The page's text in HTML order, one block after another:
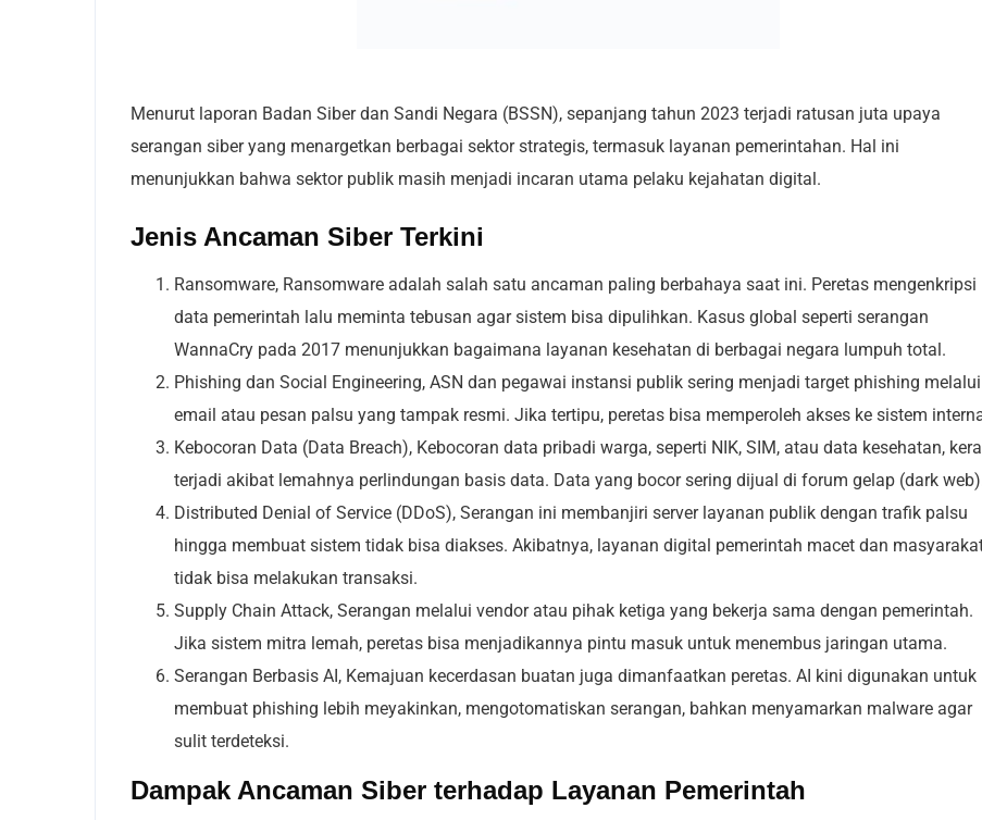
Menurut laporan Badan Siber dan Sandi Negara (BSSN), sepanjang tahun 2023 terjadi ratusan juta upaya
serangan siber yang menargetkan berbagai sektor strategis, termasuk layanan pemerintahan. Hal ini
menunjukkan bahwa sektor publik masih menjadi incaran utama pelaku kejahatan digital.
Jenis Ancaman Siber Terkini
Ransomware, Ransomware adalah salah satu ancaman paling berbahaya saat ini. Peretas mengenkripsi
data pemerintah lalu meminta tebusan agar sistem bisa dipulihkan. Kasus global seperti serangan
WannaCry pada 2017 menunjukkan bagaimana layanan kesehatan di berbagai negara lumpuh total.
Phishing dan Social Engineering, ASN dan pegawai instansi publik sering menjadi target phishing melalui
email atau pesan palsu yang tampak resmi. Jika tertipu, peretas bisa memperoleh akses ke sistem
Kebocoran Data (Data Breach), Kebocoran data pribadi warga, seperti NIK, SIM, atau data kesehatan,
terjadi akibat lemahnya perlindungan basis data. Data yang bocor sering dijual di forum gelap (dark
Distributed Denial of Service (DDoS), Serangan ini membanjiri server layanan publik dengan trafik palsu
hingga membuat sistem tidak bisa diakses. Akibatnya, layanan digital pemerintah macet dan
tidak bisa melakukan transaksi.
Supply Chain Attack, Serangan melalui vendor atau pihak ketiga yang bekerja sama dengan pemerintah.
Jika sistem mitra lemah, peretas bisa menjadikannya pintu masuk untuk menembus jaringan utama.
Serangan Berbasis AI, Kemajuan kecerdasan buatan juga dimanfaatkan peretas. AI kini digunakan untuk
membuat phishing lebih meyakinkan, mengotomatiskan serangan, bahkan menyamarkan malware agar
sulit terdeteksi.
Dampak Ancaman Siber terhadap Layanan Pemerintah